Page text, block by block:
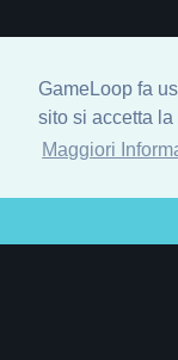
GameLoop fa
sito si accetta
Maggiori
Write a